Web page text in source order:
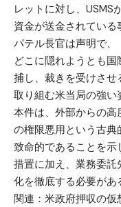
レットに対し、USMS
資金が送金されている
パテル長官は声明で、
どこに隠れようとも
捕し、裁きを受けさ
取り組む米当局の強い
本件は、外部からの
の権限悪用という古典
致命的であることを
措置に加え、業務委
化を徹底する必要があ
関連： 米政府押収の